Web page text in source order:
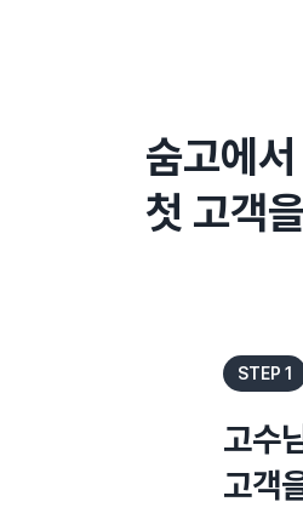
숨고에서
첫 고객
STEP 1
고수
고객